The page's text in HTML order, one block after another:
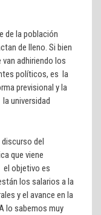
de la población
de lleno. Si bien
adhiriendo los
políticos, es la
previsional y la
universidad
del
que viene
el objetivo es
los salarios a la
y el avance en la
lo sabemos muy